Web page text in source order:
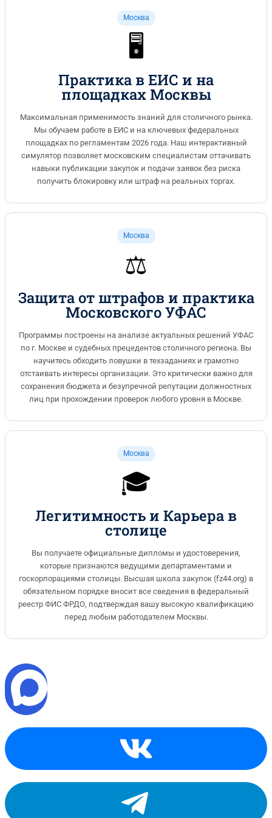
на предмет скрытых условий, которые могут стать
ловушкой. После победы четко соблюдайте сроки и форму
документов, особенно при приемке. При возникновении
споров или претензий со стороны заказчика оперативно
готовьте обоснованные ответы и, при необходимости,
минимизирует риски неустоек и конфликтов.
Москва
🖥️
Практика в ЕИС и на
площадках Москвы
Максимальная применимость знаний для столичного рынка.
Мы обучаем работе в ЕИС и на ключевых федеральных
площадках по регламентам 2026 года. Наш интерактивный
симулятор позволяет московским специалистам оттачивать
навыки публикации закупок и подачи заявок без риска
получить блокировку или штраф на реальных торгах.
Москва
⚖️
Защита от штрафов и практика
Московского УФАС
Программы построены на анализе актуальных решений УФАС
по г. Москве и судебных прецедентов столичного региона. Вы
научитесь обходить ловушки в техзаданиях и грамотно
отстаивать интересы организации. Это критически важно для
сохранения бюджета и безупречной репутации должностных
лиц при прохождении проверок любого уровня в Москве.
Москва
🎓
Легитимность и Карьера в
столице
Вы получаете официальные дипломы и удостоверения,
которые признаются ведущими департаментами и
госкорпорациями столицы. Высшая школа закупок (fz44.org) в
обязательном порядке вносит все сведения в федеральный
реестр ФИС ФРДО, подтверждая вашу высокую квалификацию
перед любым работодателем Москвы.